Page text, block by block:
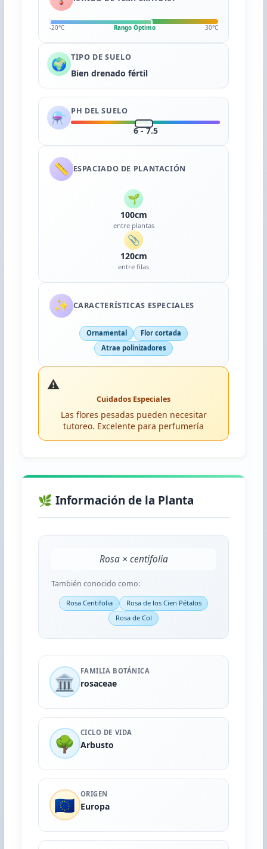
-20°C Rango Óptimo 30°C
🌍 TIPO DE SUELO
Bien drenado fértil
⚗️ PH DEL SUELO
6 - 7.5
📏 ESPACIADO DE PLANTACIÓN
🌱
100cm
entre plantas
📎
120cm
entre filas
✨ CARACTERÍSTICAS ESPECIALES
Ornamental
Flor cortada
Atrae polinizadores
⚠️
Cuidados Especiales
Las flores pesadas pueden necesitar
tutoreo. Excelente para perfumería
🌿 Información de la Planta
Rosa × centifolia
También conocido como:
Rosa Centifolia
Rosa de los Cien Pétalos
Rosa de Col
🏛️ FAMILIA BOTÁNICA
rosaceae
🌳 CICLO DE VIDA
Arbusto
🇪🇺 ORIGEN
Europa